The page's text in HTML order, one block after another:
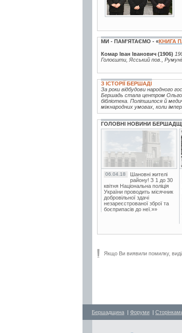
МИ - ПАМ’ЯТАЄМО - «КНИГА
Комар Іван Іванович (1906)
Голоєшти, Ясський пов.,
З ІСТОРІЇ БЕРШАДІ
За роки відбудови народного
Бершадь стала центром
бібліотека. Поліпшилося й
міжнародних умовах, коли
ГОЛОВНІ НОВИНИ
06.04.18
Шановні жителі
району! З 1 до 30
квітня Національна поліція
України проводить місячник
добровільної здачі
незареєстрованої зброї та
боєприпасів до неї.»»
Якщо Ви виявили помилку,
Бершадщина | Форуми | Сторінками